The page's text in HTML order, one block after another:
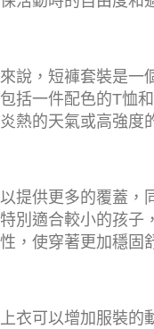
說，短褲套裝是一
括一件配色的T恤和
熱的天氣或高強度
提供更多的覆蓋，
別適合較小的孩子
，使穿著更加穩固
衣可以增加服裝的